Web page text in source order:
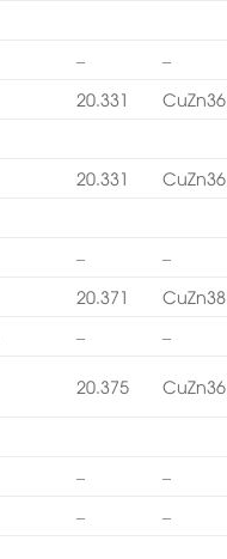
–
–
20.331
20.331
–
–
20.371
– –
20.375
–
–
– –